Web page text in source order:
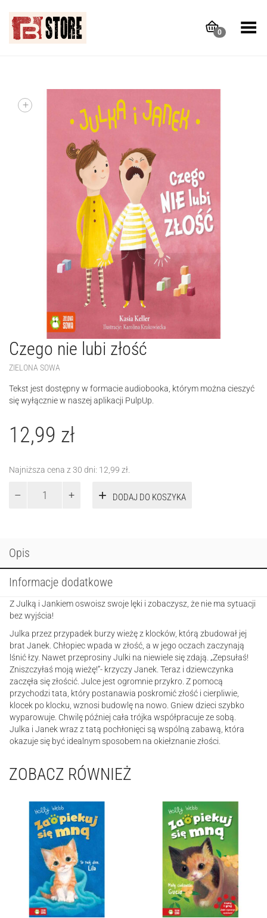
0
Toggle Menu
+
Czego nie lubi złość
ZIELONA SOWA
Tekst jest dostępny w formacie audiobooka, którym można cieszyć
się wyłącznie w naszej aplikacji PulpUp.
12,99 zł
Najniższa cena z 30 dni: 12,99 zł
DODAJ DO KOSZYKA
Opis
Informacje dodatkowe
Z Julką i Jankiem oswoisz swoje lęki i zobaczysz, że nie ma sytuacji
bez wyjścia!
Julka przez przypadek burzy wieżę z klocków, którą zbudował jej
brat Janek. Chłopiec wpada w złość, a w jego oczach zaczynają
lśnić łzy. Nawet przeprosiny Julki na niewiele się zdają. „Zepsułaś!
Zniszczyłaś moją wieżę!”- krzyczy Janek. Teraz i dziewczynka
zaczęła się złościć. Julce jest ogromnie przykro. Z pomocą
przychodzi tata, który postanawia poskromić złość i cierpliwie,
klocek po klocku, wznosi budowlę na nowo. Gniew dzieci szybko
wyparowuje. Chwilę później cała trójka współpracuje ze sobą.
Julka i Janek wraz z tatą pochłonięci są wspólną zabawą, która
okazuje się być idealnym sposobem na okiełznanie złości.
ZOBACZ RÓWNIEŻ